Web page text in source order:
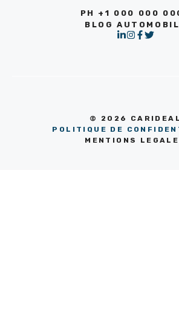
PH +1 000 000
BLOG
© 2026 CARIDEAL
POLITIQUE DE
MENTIONS